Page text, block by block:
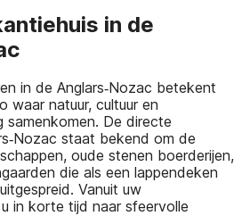
in de
in de Anglars‑Nozac betekent
waar natuur, cultuur en
samenkomen. De directe
staat bekend om de
oude stenen boerderijen,
die als een lappendeken
Vanuit uw
in korte tijd naar sfeervolle